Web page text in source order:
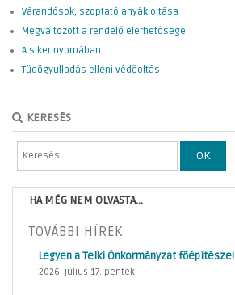
Várandósok, szoptató anyák oltása
Megváltozott a rendelő elérhetősége
A siker nyomában
Tüdőgyulladás elleni védőoltás
KERESÉS
OK
HA MÉG NEM OLVASTA...
TOVÁBBI HÍREK
Legyen a Telki Önkormányzat főépítésze!
2026. július 17. péntek